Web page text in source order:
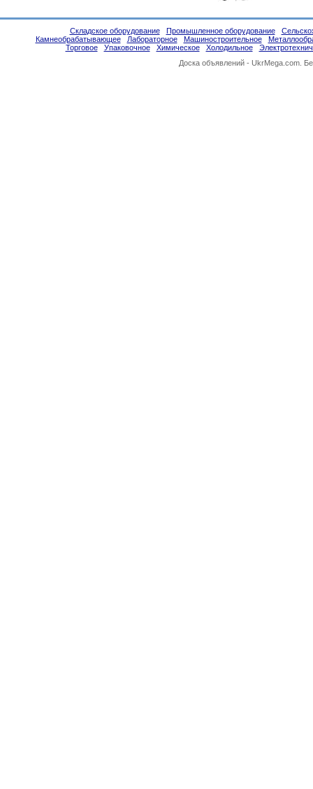
Складское оборудование Промышленное оборудование
Камнеобрабатывающее
Лабораторное Машиностроительное
Торговое
Упаковочное Химическое Холодильное
Доска объявлений - UkrMega.com.